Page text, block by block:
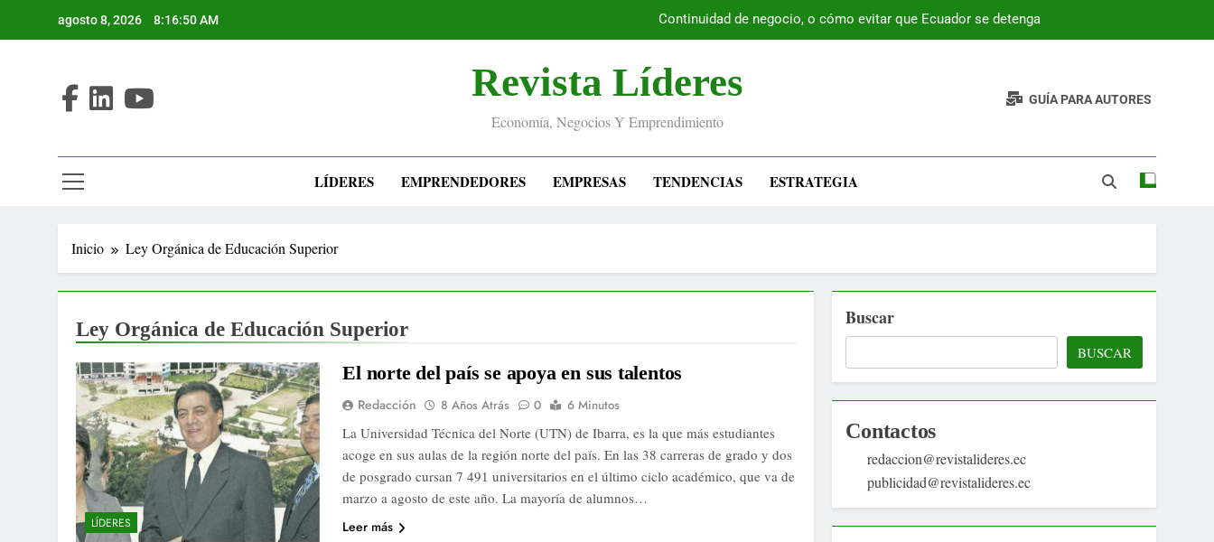
agosto 8, 2026 8:16:51 AM Continuidad de negocio, o cómo evitar que Ecuador se detenga
Revista Líderes
Economía, Negocios Y Emprendimiento
GUÍA PARA AUTORES
LÍDERES EMPRENDEDORES EMPRESAS TENDENCIAS ESTRATEGIA
Inicio Ley Orgánica de Educación Superior
Ley Orgánica de Educación Superior
LÍDERES
El norte del país se apoya en sus talentos
Redacción 8 Años Atrás 0 6 Minutos
La Universidad Técnica del Norte (UTN) de Ibarra, es la que más estudiantes
acoge en sus aulas de la región norte del país. En las 38 carreras de grado y dos
de posgrado cursan 7 491 universitarios en el último ciclo académico, que va de
marzo a agosto de este año. La mayoría de alumnos…
Leer más
Buscar
BUSCAR
Contactos
redaccion@revistalideres.ec
publicidad@revistalideres.ec